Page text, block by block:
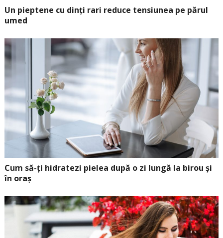
Un pieptene cu dinți rari reduce tensiunea pe părul
umed
Cum să-ți hidratezi pielea după o zi lungă la birou și
în oraș